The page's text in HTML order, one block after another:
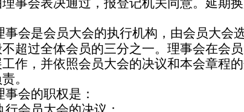
事会表决通过，报登记机关同意。延期
事会是会员大会的执行机构，由会员大会
超过全体会员的三分之一。理事会在会员
作，并依照会员大会的决议和本会章程的
。
事会的职权是：